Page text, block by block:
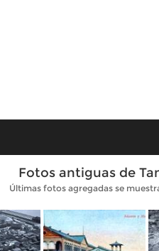
Fotos antiguas de
Últimas fotos agregadas se